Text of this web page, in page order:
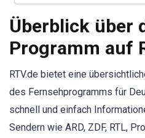
Überblick über
Programm auf
RTV.de bietet eine
des Fernsehprogramms für
schnell und einfach
Sendern wie ARD, ZDF, RTL,